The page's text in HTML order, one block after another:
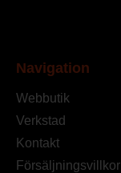
Navigation
Webbutik
Verkstad
Kontakt
Försäljningsvillkor